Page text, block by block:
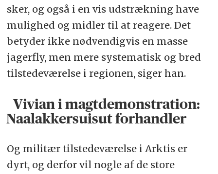
sker, og også i en vis udstrækning have
mulighed og midler til at reagere. Det
betyder ikke nødvendigvis en masse
jagerfly, men mere systematisk og bred
tilstedeværelse i regionen, siger han.
Vivian i magtdemonstration:
Naalakkersuisut forhandler
Og militær tilstedeværelse i Arktis er
dyrt, og derfor vil nogle af de store